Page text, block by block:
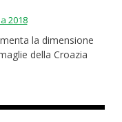
2018
la dimensione
della Croazia